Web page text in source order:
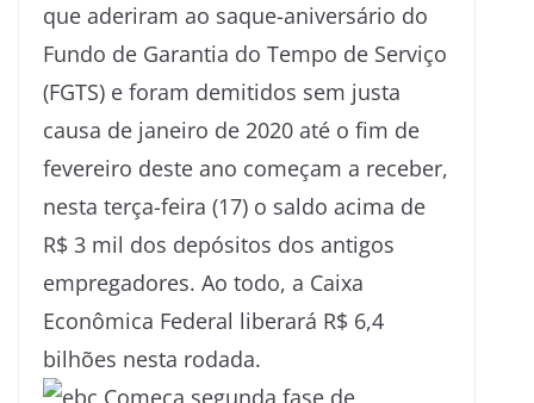
que aderiram ao saque-aniversário do
Fundo de Garantia do Tempo de Serviço
(FGTS) e foram demitidos sem justa
causa de janeiro de 2020 até o fim de
fevereiro deste ano começam a receber,
nesta terça-feira (17) o saldo acima de
R$ 3 mil dos depósitos dos antigos
empregadores. Ao todo, a Caixa
Econômica Federal liberará R$ 6,4
bilhões nesta rodada.